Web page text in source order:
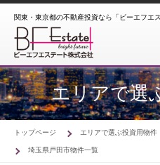
関東・東京都の不動産投資なら「ビーエフエ
エリアで選
トップページ エリアで選ぶ投資用物件
埼玉県戸田市物件一覧